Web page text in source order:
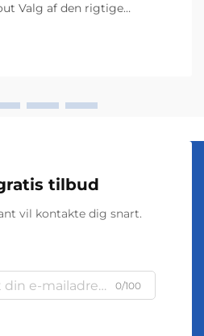
Valg af den rigtige
større kontorer har brug
tilbud
vil kontakte dig snart.
0/100